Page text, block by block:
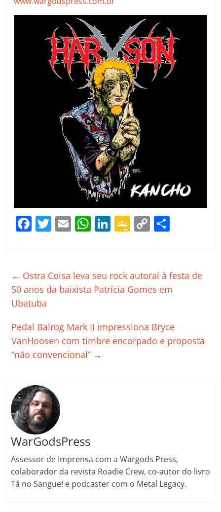
F
e
b
o
o
k
T
er
E
l
W
s
A
p
Li
e
dI
G
gl
e
a
ss
ro
C
y
Li
k
p
ar
ar
← Ostra Coisa leva seu rock autoral à festa de
50 anos da baixista Patrícia Gomes em
Ubatuba
Pedal Balrog Mark II impressiona Bryce
VanHoosen com timbre encorpado e proposta
“não convencional” →
WarGodsPress
Assessor de Imprensa com a Wargods Press,
colaborador da revista Roadie Crew, co-autor do livro
Tá no Sangue! e podcaster com o Metal Legacy.